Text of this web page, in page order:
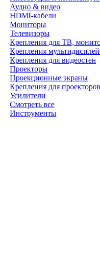
Аудио & видео
HDMI-кабели
Мониторы
Телевизоры
Крепления для ТВ,
Крепления
Крепления для видеостен
Проекторы
Проекционные экраны
Крепления для проекторов
Усилители
Смотреть все
Инструменты